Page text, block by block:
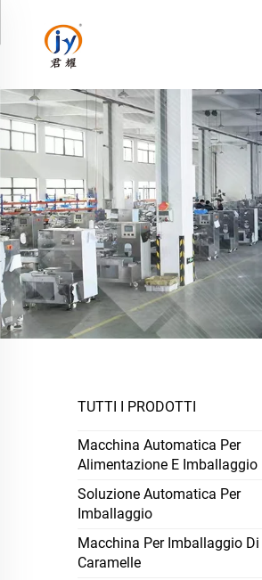
TUTTI I PRODOTTI
Macchina Automatica Per
Alimentazione E Imballaggio
Soluzione Automatica Per
Imballaggio
Macchina Per Imballaggio Di
Caramelle